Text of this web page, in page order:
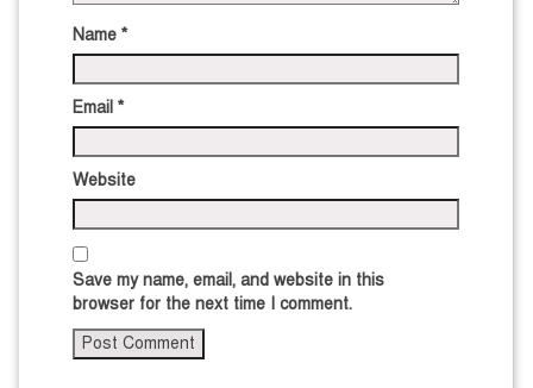
Name *
Email *
Website
Save my name, email, and website in this
browser for the next time I comment.